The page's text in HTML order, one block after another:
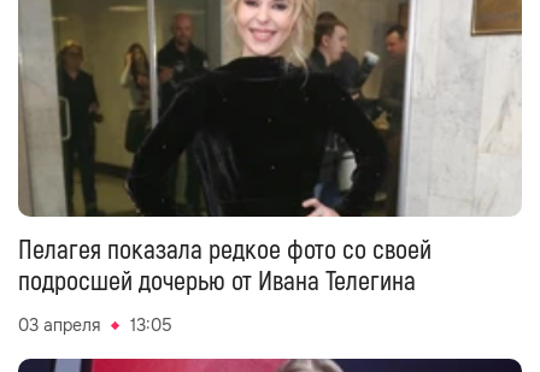
Пелагея показала редкое фото со своей
подросшей дочерью от Ивана Телегина
03 апреля 13:05